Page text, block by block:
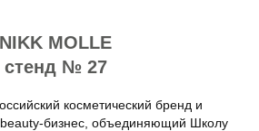
NIKK MOLLE
стенд № 27
косметический бренд и
бизнес, объединяющий Школу